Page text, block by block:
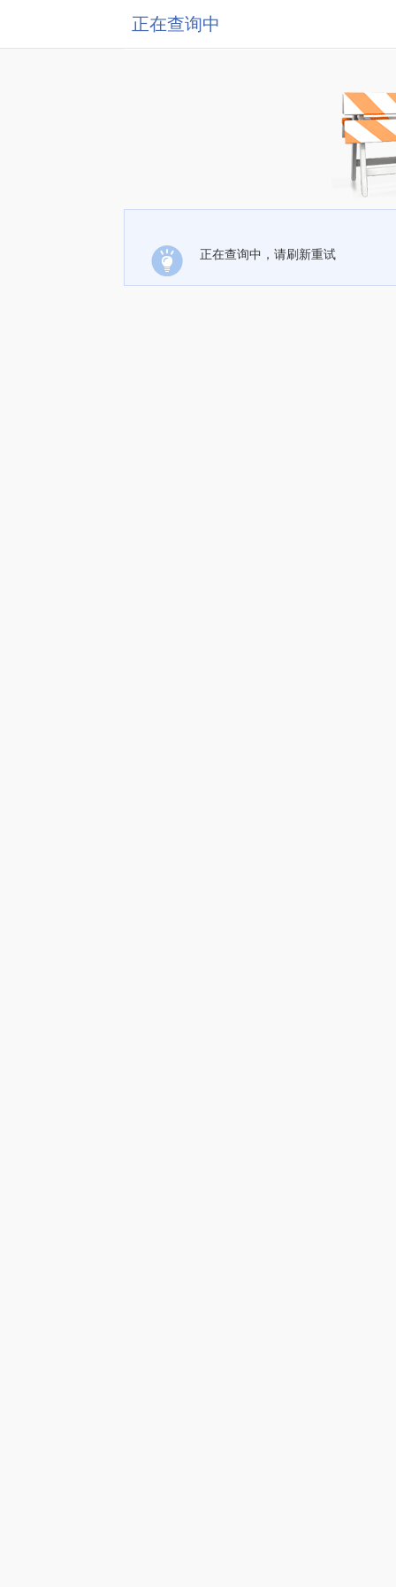
正在查询中
正在查询中，请刷新重试